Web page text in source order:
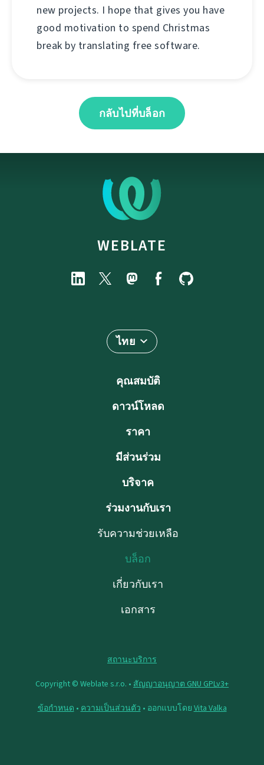
new projects. I hope that gives you have
good motivation to spend Christmas
break by translating free software.
กลับไปที่บล็อก
WEBLATE
ไทย
คุณสมบัติ
ดาวน์โหลด
ราคา
มีส่วนร่วม
บริจาค
ร่วมงานกับเรา
รับความช่วยเหลือ
บล็อก
เกี่ยวกับเรา
เอกสาร
สถานะบริการ
Copyright © Weblate s.r.o. • สัญญาอนุญาต GNU GPLv3+
ข้อกำหนด • ความเป็นส่วนตัว • ออกแบบโดย Vita Valka